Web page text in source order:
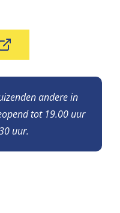
andere in
tot 19.00 uur
uur.